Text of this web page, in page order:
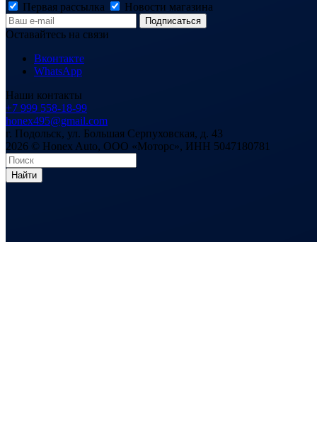
Первая рассылка
Новости магазина
Оставайтесь на связи
Вконтакте
WhatsApp
Наши контакты
+7 999 558-18-99
honex495@gmail.com
г. Подольск, ул. Большая Серпуховская, д. 43
2026 © Honex Auto, ООО «Моторс», ИНН 5047180781
Найти